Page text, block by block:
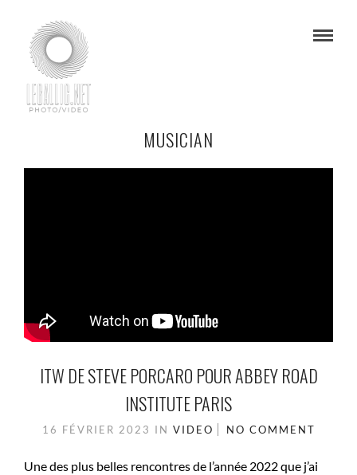
MUSICIAN
ITW DE STEVE PORCARO POUR ABBEY ROAD
INSTITUTE PARIS
16 FÉVRIER 2023 IN VIDEO NO COMMENT
Une des plus belles rencontres de l’année 2022 que j’ai